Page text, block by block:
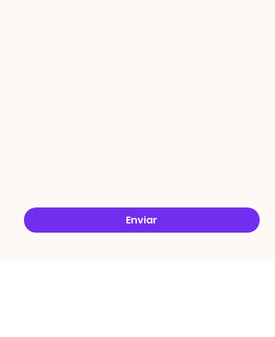
Enviar